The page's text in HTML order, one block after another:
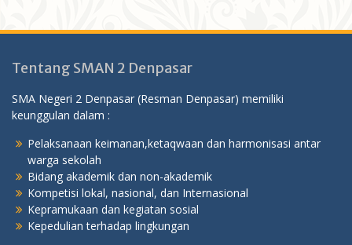
Tentang SMAN 2 Denpasar
SMA Negeri 2 Denpasar (Resman Denpasar) memiliki
keunggulan dalam :
Pelaksanaan keimanan,ketaqwaan dan harmonisasi antar
warga sekolah
Bidang akademik dan non-akademik
Kompetisi lokal, nasional, dan Internasional
Kepramukaan dan kegiatan sosial
Kepedulian terhadap lingkungan